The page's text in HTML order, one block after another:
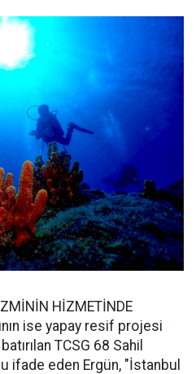
HİZMETİNDE
ise yapay resif projesi
TCSG 68 Sahil
ifade eden Ergün, "İstanbul